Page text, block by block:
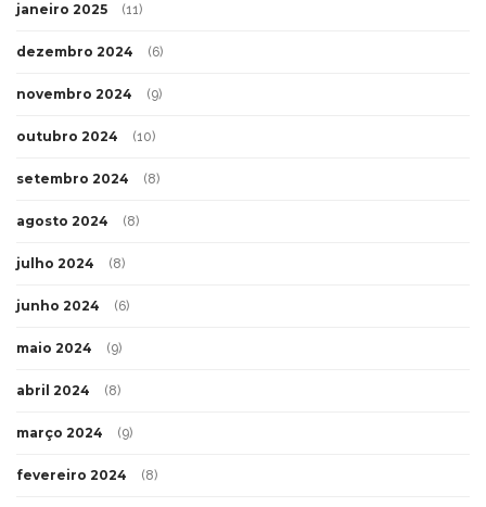
janeiro 2025 (11)
dezembro 2024 (6)
novembro 2024 (9)
outubro 2024 (10)
setembro 2024 (8)
agosto 2024 (8)
julho 2024 (8)
junho 2024 (6)
maio 2024 (9)
abril 2024 (8)
março 2024 (9)
fevereiro 2024 (8)